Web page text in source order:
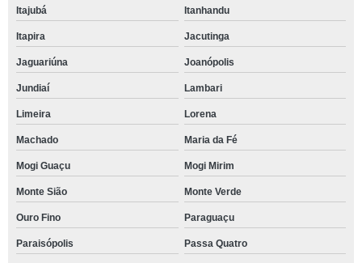
Itajubá Itanhandu
Itapira Jacutinga
Jaguariúna Joanópolis
Jundiaí Lambari
Limeira Lorena
Machado Maria da Fé
Mogi Guaçu Mogi Mirim
Monte Sião Monte Verde
Ouro Fino Paraguaçu
Paraisópolis Passa Quatro